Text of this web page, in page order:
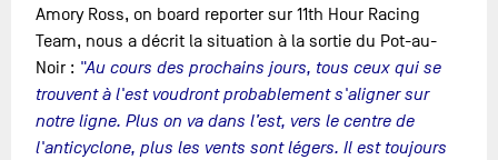
Amory Ross, on board reporter sur 11th Hour Racing
Team, nous a décrit la situation à la sortie du Pot-au-
Noir : "Au cours des prochains jours, tous ceux qui se
trouvent à l'est voudront probablement s'aligner sur
notre ligne. Plus on va dans l’est, vers le centre de
l'anticyclone, plus les vents sont légers. Il est toujours